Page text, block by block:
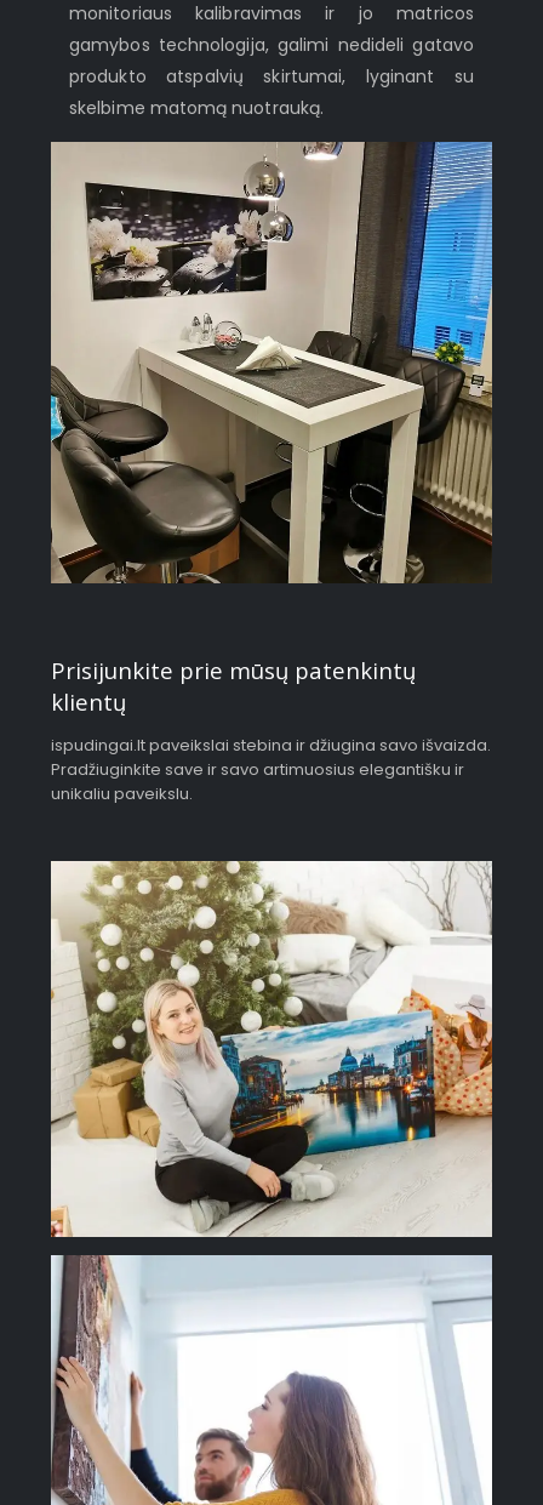
monitoriaus kalibravimas ir jo matricos
gamybos technologija, galimi nedideli gatavo
produkto atspalvių skirtumai, lyginant su
skelbime matomą nuotrauką.
Prisijunkite prie mūsų patenkintų
klientų
ispudingai.lt paveikslai stebina ir džiugina savo išvaizda.
Pradžiuginkite save ir savo artimuosius elegantišku ir
unikaliu paveikslu.